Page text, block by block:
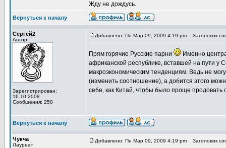
Жду не дождусь.
Вернуться к началу
Сергей2
Автор
Зарегистрирован:
16.10.2008
Сообщения: 250
Добавлено: Пн Мар 09, 2009 4:19 pm Заголовок
Прям горячие Русские парни
Именно
африканской республике, вставшей на пути у
макроэкономическим тенденциям. Ведь не
(изменить соотношение), а добится этого
себе, как Китай, чтобы было проще продовать
Вернуться к началу
Чукча
Лауреат
Добавлено: Пн Мар 09, 2009 4:19 pm Заголовок